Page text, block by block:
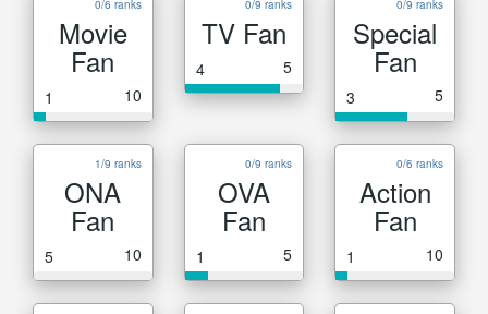
0/6 ranks
Movie
Fan
1 10
0/9 ranks
TV Fan
4 5
0/9 ranks
Special
Fan
3 5
1/9 ranks
ONA
Fan
5 10
0/9 ranks
OVA
Fan
1 5
0/6 ranks
Action
Fan
1 10